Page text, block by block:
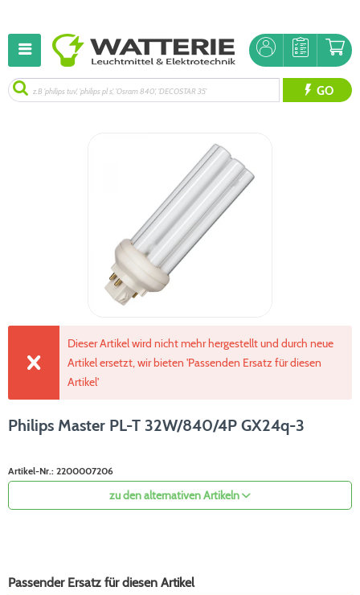
GO
Dieser Artikel wird nicht mehr hergestellt und durch neue
Artikel ersetzt, wir bieten 'Passenden Ersatz für diesen
Artikel'
Philips Master PL-T 32W/840/4P GX24q-3
Artikel-Nr.: 2200007206
zu den alternativen Artikeln
Passender Ersatz für diesen Artikel